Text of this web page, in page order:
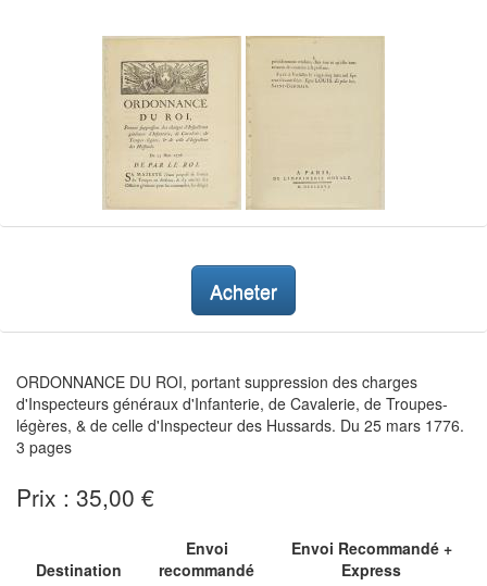
Acheter
ORDONNANCE DU ROI, portant suppression des charges
d'Inspecteurs généraux d'Infanterie, de Cavalerie, de Troupes-
légères, & de celle d'Inspecteur des Hussards. Du 25 mars 1776.
3 pages
Prix : 35,00 €
Destination
Envoi
recommandé
Envoi Recommandé +
Express